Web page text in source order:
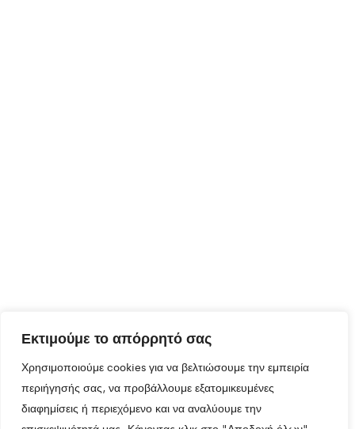
Εκτιμούμε το απόρρητό σας
Χρησιμοποιούμε cookies για να βελτιώσουμε την εμπειρία
περιήγησής σας, να προβάλλουμε εξατομικευμένες
διαφημίσεις ή περιεχόμενο και να αναλύουμε την